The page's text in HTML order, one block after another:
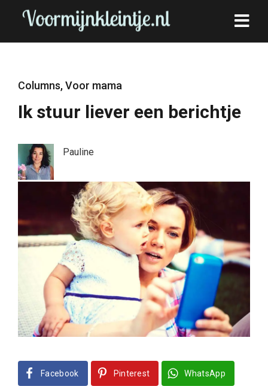
Columns,Voor mama
Ik stuur liever een berichtje
Pauline
Facebook Pinterest WhatsApp